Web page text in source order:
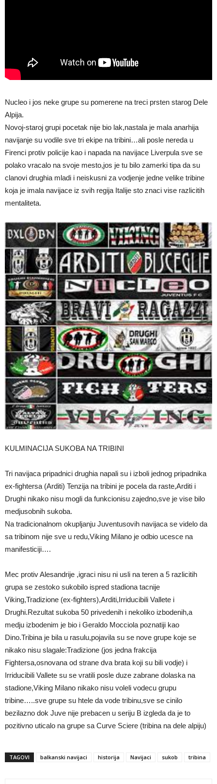
Nucleo i jos neke grupe su pomerene na treci prsten starog Dele
Alpija.
Novoj-staroj grupi pocetak nije bio lak,nastala je mala anarhija
navijanje su vodile sve tri ekipe na tribini…ali posle nereda u
Firenci protiv policije kao i napada na navijace Liverpula sve se
polako vracalo na svoje mesto,jos je tu bilo zamerki tipa da su
clanovi drughia mladi i neiskusni za vodjenje jedne velike tribine
koja je imala navijace iz svih regija Italije sto znaci vise razlicitih
mentaliteta.
KULMINACIJA SUKOBA NA TRIBINI
Tri navijaca pripadnici drughia napali su i izboli jednog pripadnika
ex-fightersa (Arditi) Tenzija na tribini je pocela da raste,Arditi i
Drughi nikako nisu mogli da funkcionisu zajedno,sve je vise bilo
medjusobnih sukoba.
Na tradicionalnom okupljanju Juventusovih navijaca se videlo da
sa tribinom nije sve u redu,Viking Milano je odbio ucesce na
manifesticiji….
Mec protiv Alesandrije ,igraci nisu ni usli na teren a 5 razlicitih
grupa se zestoko sukobilo ispred stadiona tacnije
Viking,Tradizione (ex-fighters),Arditi,Irriducibili Vallete i
Drughi.Rezultat sukoba 50 privedenih i nekoliko izbodenih,a
medju izbodenim je bio i Geraldo Mocciola poznatiji kao
Dino.Tribina je bila u rasulu,pojavila su se nove grupe koje se
nikako nisu slagale:Tradizione (jos jedna frakcija
Fightersa,osnovana od strane dva brata koji su bili vodje) i
Irriducibili Vallete su se vratili posle duze zabrane dolaska na
stadione,Viking Milano nikako nisu voleli vodecu grupu
tribine…..sve grupe su htele da vode tribinu,sve se cinilo
bezilazno dok Juve nije prebacen u seriju B izgleda da je to
pozitivno uticalo na grupe sa Curve Sciere (tribina na dele alpiju)
TAGOVI balkanski navijaci historija Navijaci sukob tribina